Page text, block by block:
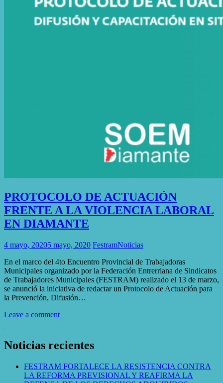
PROTOCOLO DE ACTUACIÓN
FRENTE A LA VIOLENCIA LABORAL
EN DIAMANTE
4 mayo, 20205 mayo, 2020 FestramNoticias
En el marco del 4to Encuentro Provincial de Trabajadoras
Municipales organizado por la Federación Entrerriana de Sindicatos
de Trabajadores Municipales (FESTRAM) realizado el 13 de marzo,
se anunció la iniciativa de redactar un Protocolo de Actuación para
la Prevención, Difusión…
Leave a comment
Noticias recientes
FESTRAM FORTALECE LA RESISTENCIA CONTRA
LA REFORMA PREVISIONAL Y REAFIRMA LA